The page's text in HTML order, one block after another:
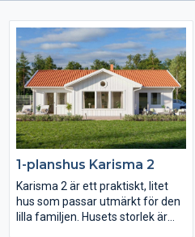
1-planshus Karisma 2
Karisma 2 är ett praktiskt, litet
hus som passar utmärkt för den
lilla familjen. Husets storlek är